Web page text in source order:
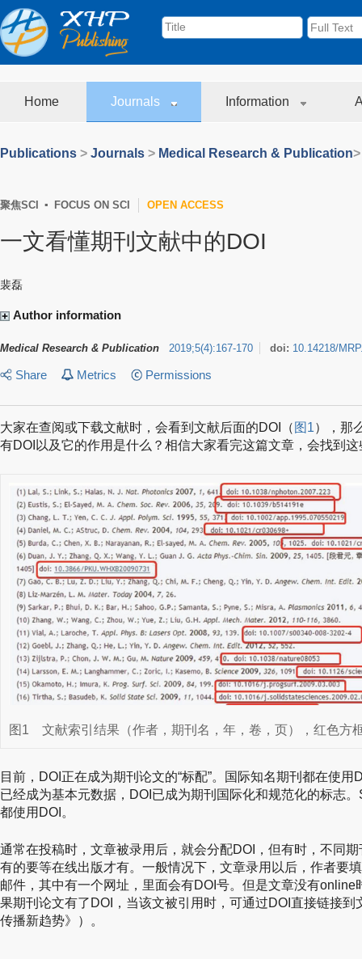
Home Journals Information
Publications > Journals > Medical Research & Publication
聚焦SCI ▪ FOCUS ON SCI OPEN ACCESS
一文看懂期刊文献中的DOI
裴磊
Author information
Medical Research & Publication 2019;5(4):167-170 doi: 10.14218/
Share Metrics Permissions
大家在查阅或下载文献时，会看到文献后面的DOI（ 图1），那
有DOI以及它的作用是什么？相信大家看完这篇文章，会找到
图1 文献索引结果（作者，期刊名，年，卷，页），红色方
目前，DOI正在成为期刊论文的“标配”。国际知名期刊都在使
已经成为基本元数据，DOI已成为期刊国际化和规范化的标志
都使用DOI。
通常在投稿时，文章被录用后，就会分配DOI，但有时，不同
有的要等在线出版才有。一般情况下，文章录用以后，作者要
邮件，其中有一个网址，里面会有DOI号。但是文章没有
果期刊论文有了DOI，当该文被引用时，可通过DOI直接链接
传播新趋势》）。